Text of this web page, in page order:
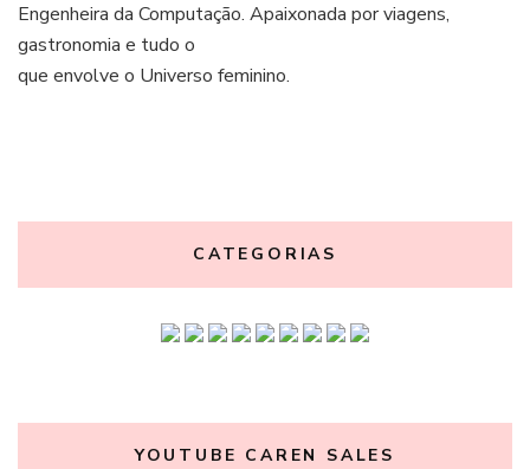
Engenheira da Computação. Apaixonada por viagens,
gastronomia e tudo o
que envolve o Universo feminino.
CATEGORIAS
YOUTUBE CAREN SALES